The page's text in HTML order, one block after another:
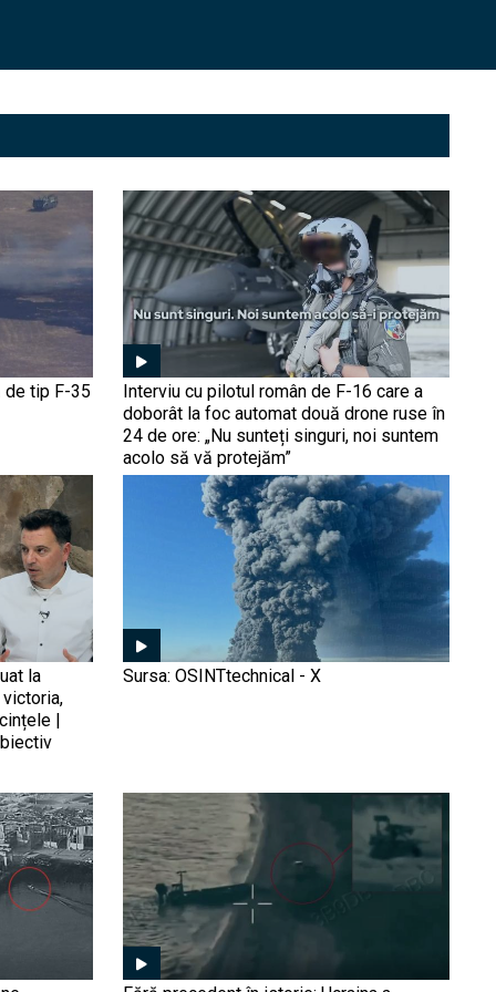
noul NATO 3.0; Teama
la Boris Elțîn | Interviu
Adrian Niculescu
De ce a început România
modernizarea cu Patriot și
HIMARS? Gen. Toma
explică cum războiul din
Ucraina a schimbat
doctrine
Cărțile pe masă: Ce se
întâmplă cu IAR-99 și
Avioane Craiova? | Interviu
Nicu Fălcoi, fost director al
fabricii
De ce explodează drone în
orașele din România și
unde se oprește Rusia? |
Sandu Valentin Mateiu
„Națiuni în descompunere”:
Donald Trump lansează cel
mai virulent atac de până
acum la adresa Europei și
care va continua și după
epoca Putin | Dorin
Popescu, la Obiectiv
EuroAtlantic
Avem dovada
(Foto/Video): Ucraina a
deschis oficial vânătoarea
„flotei fantomă” în Marea
Umilința scutului antiaerian
de tip F-35
Interviu cu pilotul român de F-16 care a
doborât la foc automat două drone ruse în
24 de ore: „Nu sunteți singuri, noi suntem
acolo să vă protejăm”
la
|
Sursa: OSINTtechnical - X